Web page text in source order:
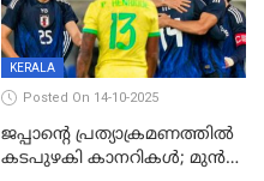
തെളിയിച്ച് I M വിജയൻ
KERALA
Posted On 14-10-2025
ജപ്പാന്റെ പ്രത്യാക്രമണത്തിൽ
കടപുഴകി കാനറികൾ; മുൻ